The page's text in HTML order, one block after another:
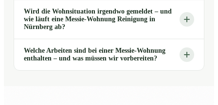
Wird die Wohnsituation irgendwo gemeldet – und
wie läuft eine Messie-Wohnung Reinigung in
Nürnberg ab?
Welche Arbeiten sind bei einer Messie-Wohnung
enthalten – und was müssen wir vorbereiten?